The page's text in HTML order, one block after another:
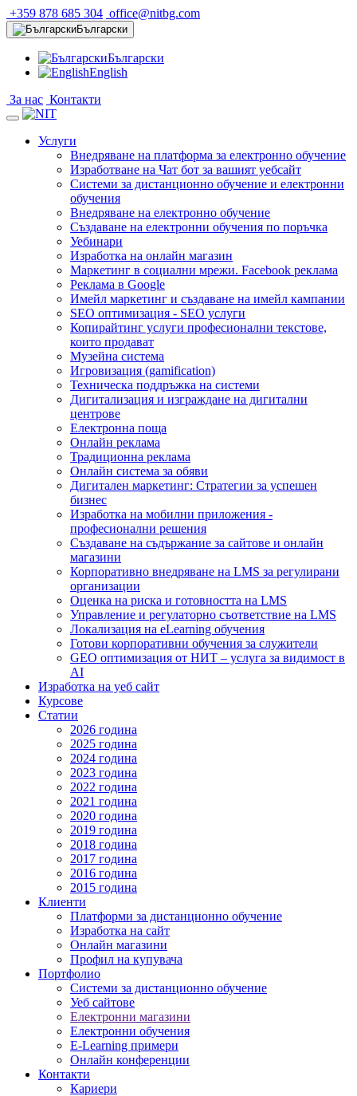
+359 878 685 304 office@nitbg.com
Български
Български
English
За нас Контакти
Услуги
Внедряване на платформа за електронно обучение
Изработване на Чат бот за вашият уебсайт
Системи за дистанционно обучение и електронни
обучения
Внедряване на електронно обучение
Създаване на електронни обучения по поръчка
Уебинари
Изработка на онлайн магазин
Маркетинг в социални мрежи. Facebook реклама
Реклама в Google
Имейл маркетинг и създаване на имейл кампании
SEO оптимизация - SEO услуги
Копирайтинг услуги професионални текстове,
които продават
Музейна система
Игровизация (gamification)
Техническа поддръжка на системи
Дигитализация и изграждане на дигитални
центрове
Електронна поща
Онлайн реклама
Традиционна реклама
Онлайн система за обяви
Дигитален маркетинг: Стратегии за успешен
бизнес
Изработка на мобилни приложения -
професионални решения
Създаване на съдържание за сайтове и онлайн
магазини
Корпоративно внедряване на LMS за регулирани
организации
Оценка на риска и готовността на LMS
Управление и регулаторно съответствие на LMS
Локализация на eLearning обучения
Готови корпоративни обучения за служители
GEO оптимизация от НИТ – услуга за видимост в
AI
Изработка на уеб сайт
Курсове
Статии
2026 година
2025 година
2024 година
2023 година
2022 година
2021 година
2020 година
2019 година
2018 година
2017 година
2016 година
2015 година
Клиенти
Платформи за дистанционно обучение
Изработка на сайт
Онлайн магазини
Профил на купувача
Портфолио
Системи за дистанционно обучение
Уеб сайтове
Електронни магазини
Електронни обучения
E-Learning примери
Онлайн конференции
Контакти
Кариери